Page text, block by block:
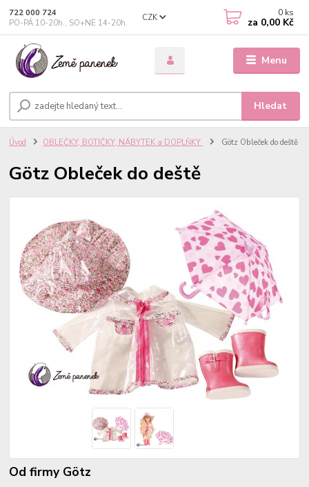
Menu
CZK
Hledat
722 000 724
PO-PÁ 10-20h., SO+NE 14-20h.
0 ks
za 0,00 Kč
Úvod OBLEČKY, BOTIČKY, NÁBYTEK a DOPLŇKY Götz Obleček do deště
Götz Obleček do deště
Od firmy Götz